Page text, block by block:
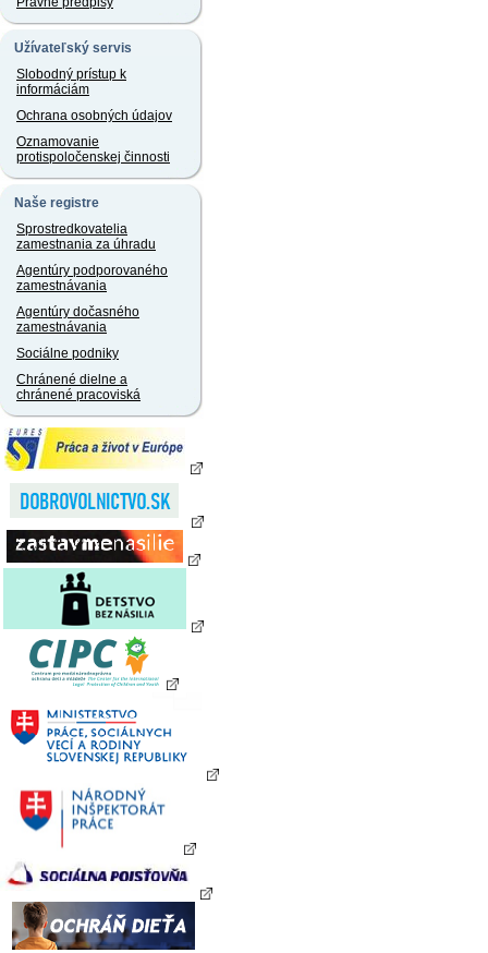
Užívateľský servis
Slobodný prístup k
informáciám
Ochrana osobných údajov
Oznamovanie
protispoločenskej činnosti
Naše registre
Sprostredkovatelia
zamestnania za úhradu
Agentúry podporovaného
zamestnávania
Agentúry dočasného
zamestnávania
Sociálne podniky
Chránené dielne a
chránené pracoviská